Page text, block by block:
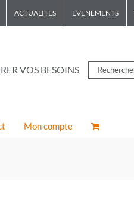
ACTUALITES EVENEMENTS
VOS BESOINS Rechercher
Mon compte